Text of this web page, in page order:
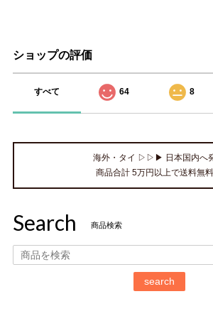
ショップの評価
すべて 64 8
海外・タイ ▷▷▶ 日本国内へ
商品合計 5万円以上で送料無料
Search 商品検索
search